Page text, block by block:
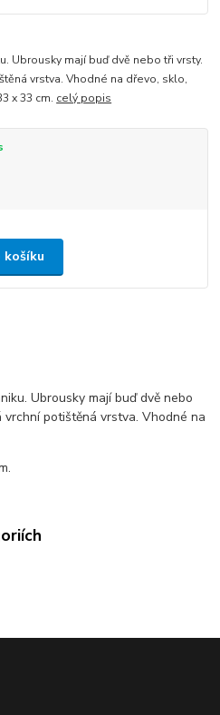
Ubrousky mají buď dvě nebo tři vrsty.
vrstva. Vhodné na dřevo, sklo,
x 33 cm. celý popis
košíku
Ubrousky mají buď dvě nebo
potištěná vrstva. Vhodné na